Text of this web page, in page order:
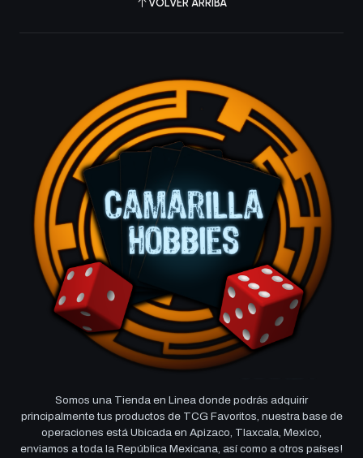
Somos una Tienda en Linea donde podrás adquirir
principalmente tus productos de TCG Favoritos, nuestra base de
operaciones está Ubicada en Apizaco, Tlaxcala, Mexico,
enviamos a toda la República Mexicana, así como a otros países!